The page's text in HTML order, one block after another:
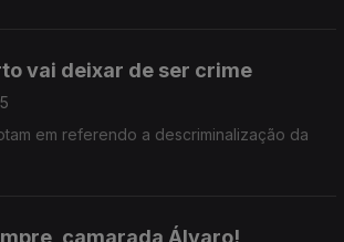
vai deixar de ser crime
em referendo a descriminalização da
camarada Álvaro!